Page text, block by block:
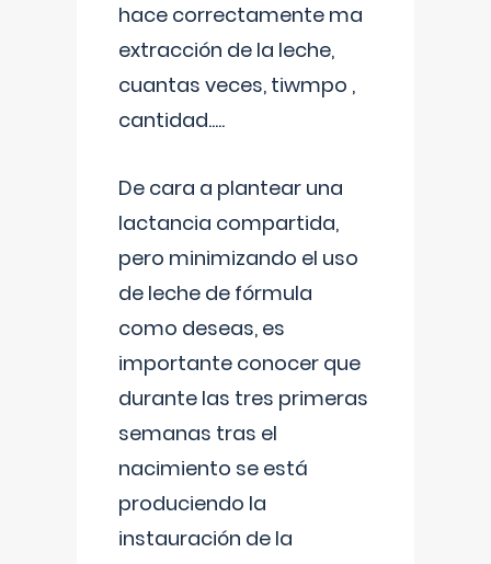
hace correctamente ma
extracción de la leche,
cuantas veces, tiwmpo ,
cantidad.....
De cara a plantear una
lactancia compartida,
pero minimizando el uso
de leche de fórmula
como deseas, es
importante conocer que
durante las tres primeras
semanas tras el
nacimiento se está
produciendo la
instauración de la